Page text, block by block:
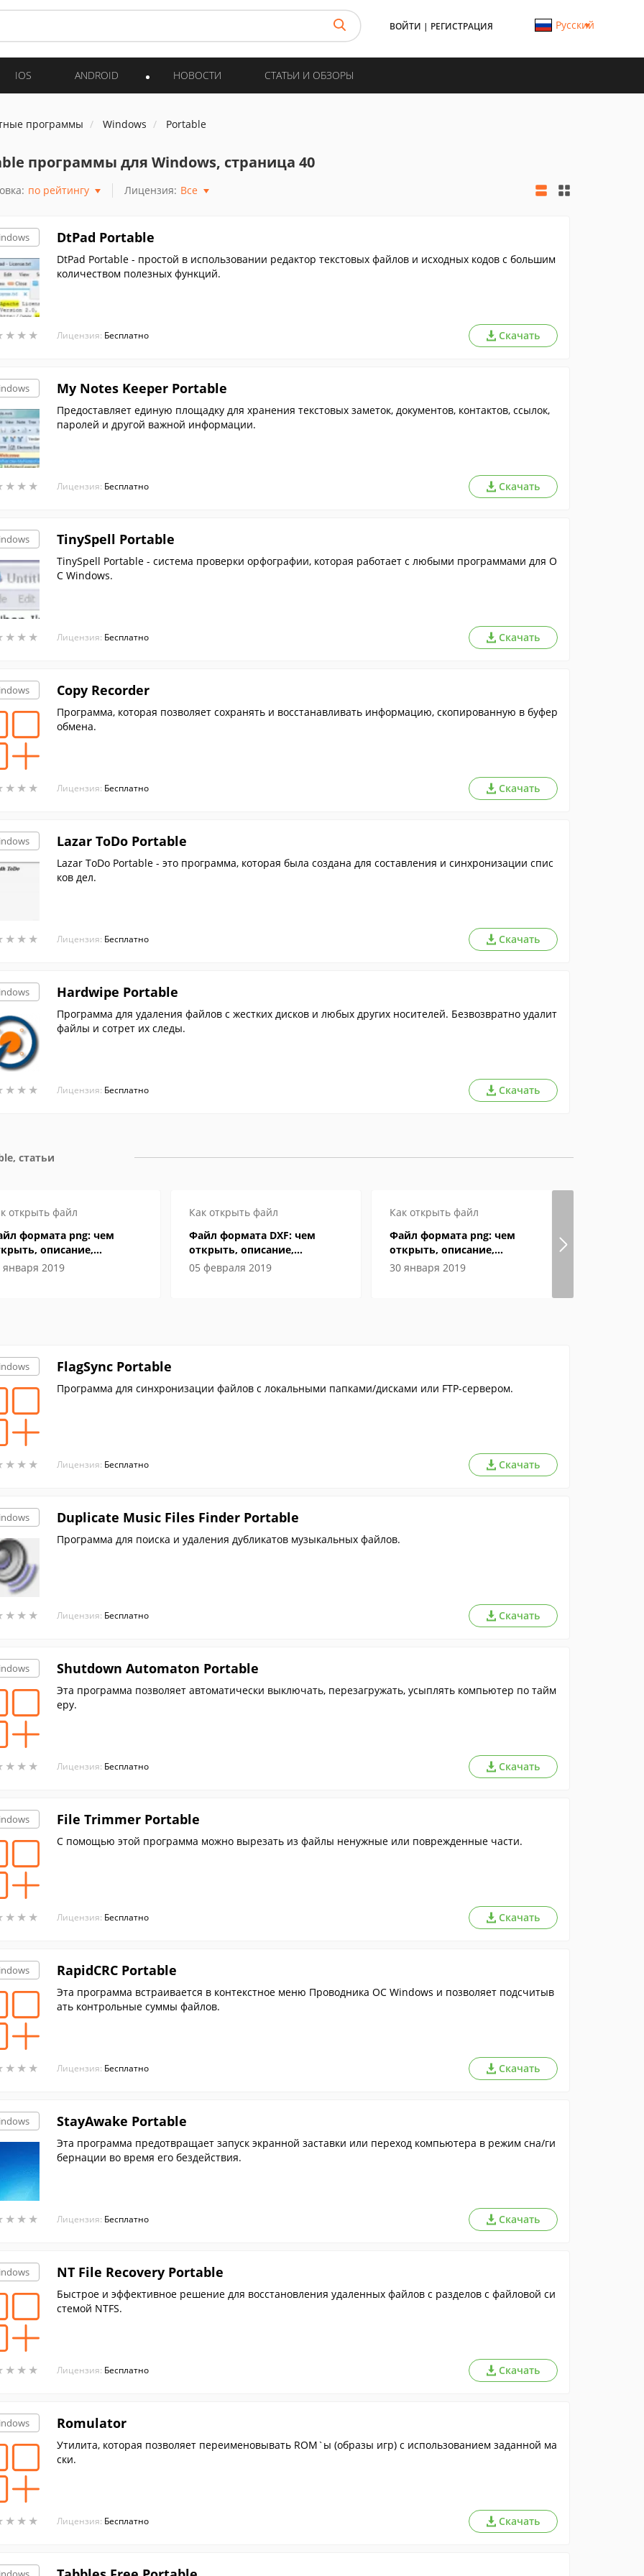
ВОЙТИ | РЕГИСТРАЦИЯ Русский
IOS ANDROID НОВОСТИ СТАТЬИ И ОБЗОРЫ
программы Windows Portable
программы для Windows, страница 40
по рейтингу Лицензия: Все
★ ★ ★
★ ★ ★
DtPad Portable
DtPad Portable - простой в использовании редактор текстовых файлов и исходных кодов с большим
количеством полезных функций.
Лицензия: Бесплатно Скачать
★ ★ ★
★ ★ ★
My Notes Keeper Portable
Предоставляет единую площадку для хранения текстовых заметок, документов, контактов, ссылок,
паролей и другой важной информации.
Лицензия: Бесплатно Скачать
★ ★ ★
★ ★ ★
TinySpell Portable
TinySpell Portable - система проверки орфографии, которая работает с любыми программами для О
С Windows.
Лицензия: Бесплатно Скачать
★ ★ ★
★ ★ ★
Copy Recorder
Программа, которая позволяет сохранять и восстанавливать информацию, скопированную в буфер
обмена.
Лицензия: Бесплатно Скачать
★ ★ ★
★ ★ ★
Lazar ToDo Portable
Lazar ToDo Portable - это программа, которая была создана для составления и синхронизации спис
ков дел.
Лицензия: Бесплатно Скачать
★ ★ ★
★ ★ ★
Hardwipe Portable
Программа для удаления файлов с жестких дисков и любых других носителей. Безвозвратно удалит
файлы и сотрет их следы.
Лицензия: Бесплатно Скачать
статьи
открыть файл
формата png: чем
описание,
января 2019
Как открыть файл
Файл формата DXF: чем
открыть, описание,
особенности
05 февраля 2019
Как открыть файл
Файл формата png: чем
открыть, описание,
особенности
30 января 2019
★ ★ ★
★ ★ ★
FlagSync Portable
Программа для синхронизации файлов с локальными папками/дисками или FTP-сервером.
Лицензия: Бесплатно Скачать
★ ★ ★
★ ★ ★
Duplicate Music Files Finder Portable
Программа для поиска и удаления дубликатов музыкальных файлов.
Лицензия: Бесплатно Скачать
★ ★ ★
★ ★ ★
Shutdown Automaton Portable
Эта программа позволяет автоматически выключать, перезагружать, усыплять компьютер по тайм
еру.
Лицензия: Бесплатно Скачать
★ ★ ★
★ ★ ★
File Trimmer Portable
С помощью этой программа можно вырезать из файлы ненужные или поврежденные части.
Лицензия: Бесплатно Скачать
★ ★ ★
★ ★ ★
RapidCRC Portable
Эта программа встраивается в контекстное меню Проводника ОС Windows и позволяет подсчитыв
ать контрольные суммы файлов.
Лицензия: Бесплатно Скачать
★ ★ ★
★ ★ ★
StayAwake Portable
Эта программа предотвращает запуск экранной заставки или переход компьютера в режим сна/ги
бернации во время его бездействия.
Лицензия: Бесплатно Скачать
★ ★ ★
★ ★ ★
NT File Recovery Portable
Быстрое и эффективное решение для восстановления удаленных файлов с разделов с файловой си
стемой NTFS.
Лицензия: Бесплатно Скачать
★ ★ ★
★ ★ ★
Romulator
Утилита, которая позволяет переименовывать ROM`ы (образы игр) с использованием заданной ма
ски.
Лицензия: Бесплатно Скачать